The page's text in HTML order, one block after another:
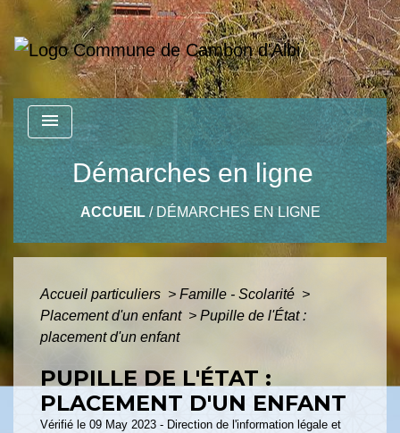
menu
Démarches en ligne
ACCUEIL/ DÉMARCHES EN LIGNE
Accueil particuliers > Famille - Scolarité >
Placement d'un enfant > Pupille de l'État :
placement d'un enfant
PUPILLE DE L'ÉTAT :
PLACEMENT D'UN ENFANT
Vérifié le 09 May 2023 - Direction de l'information légale et